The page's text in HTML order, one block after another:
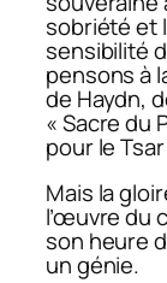
sobriété et
sensibilité
pensons à
de Haydn,
« Sacre du
pour le
Mais la
l’œuvre du
son heure
un génie.